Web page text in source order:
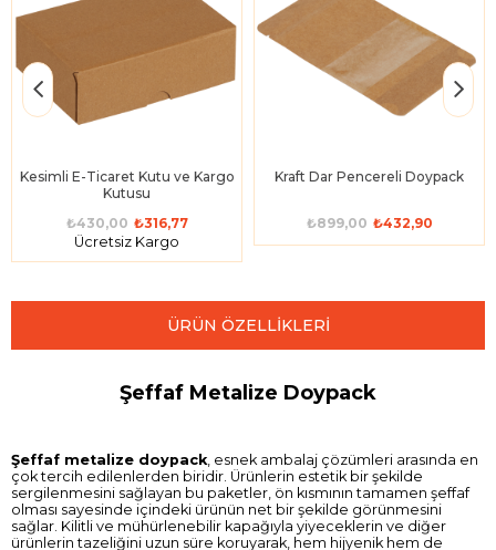
Kesimli E-Ticaret Kutu ve Kargo
Kutusu
₺316,77
₺430,00
Ücretsiz Kargo
Kraft Dar Pencereli Doypack
₺432,90
₺899,00
ÜRÜN ÖZELLIKLERI
Şeffaf Metalize Doypack
Şeffaf metalize doypack, esnek ambalaj çözümleri arasında en
çok tercih edilenlerden biridir. Ürünlerin estetik bir şekilde
sergilenmesini sağlayan bu paketler, ön kısmının tamamen şeffaf
olması sayesinde içindeki ürünün net bir şekilde görünmesini
sağlar. Kilitli ve mühürlenebilir kapağıyla yiyeceklerin ve diğer
ürünlerin tazeliğini uzun süre koruyarak, hem hijyenik hem de